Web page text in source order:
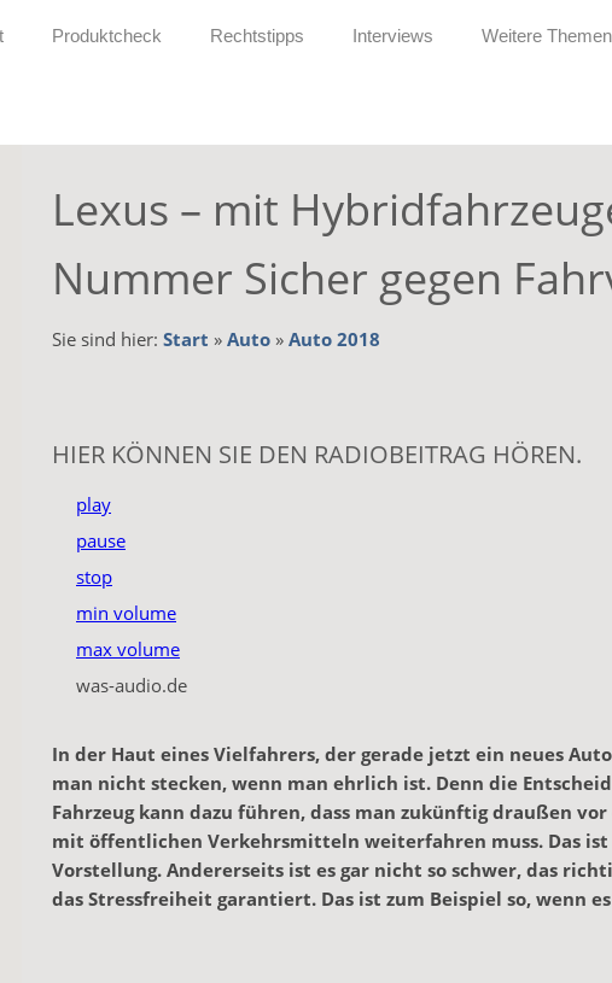
Produktcheck Rechtstipps Interviews Weitere Themen
Lexus – mit
Nummer Sicher gegen
Sie sind hier: Start » Auto » Auto 2018
HIER KÖNNEN SIE DEN RADIOBEITRAG HÖREN.
play
pause
stop
min volume
max volume
was-audio.de
In der Haut eines Vielfahrers, der gerade jetzt ein neues
man nicht stecken, wenn man ehrlich ist. Denn die
Fahrzeug kann dazu führen, dass man zukünftig draußen
mit öffentlichen Verkehrsmitteln weiterfahren muss. Das ist
Vorstellung. Andererseits ist es gar nicht so schwer, das
das Stressfreiheit garantiert. Das ist zum Beispiel so, wenn